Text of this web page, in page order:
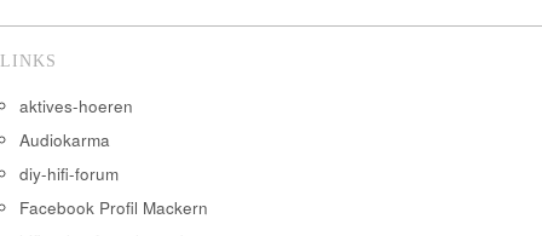
LINKS
aktives-hoeren
Audiokarma
diy-hifi-forum
Facebook Profil Mackern